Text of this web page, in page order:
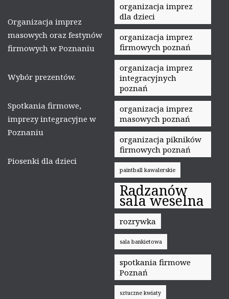
Organizacja imprez
masowych oraz festynów
firmowych w Poznaniu
Wybór prezentów.
Spotkania firmowe,
imprezy integracyjne w
Poznaniu
Piosenki dla dzieci
organizacja imprez
dla dzieci
organizacja imprez
firmowych poznań
organizacja imprez
integracyjnych
poznań
organizacja imprez
masowych poznań
organizacja pikników
firmowych poznań
paintball kawalerskie
Radzanów
sala weselna
rozrywka
sala bankietowa
spotkania firmowe
Poznań
sztuczne kwiaty